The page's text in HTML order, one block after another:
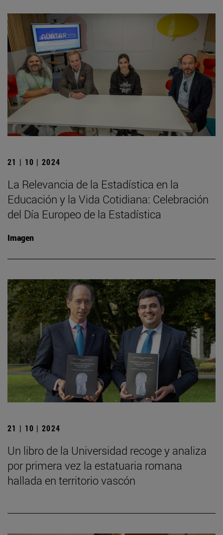
21 | 10 | 2024
La Relevancia de la Estadística en la
Educación y la Vida Cotidiana: Celebración
del Día Europeo de la Estadística
Imagen
21 | 10 | 2024
Un libro de la Universidad recoge y analiza
por primera vez la estatuaria romana
hallada en territorio vascón